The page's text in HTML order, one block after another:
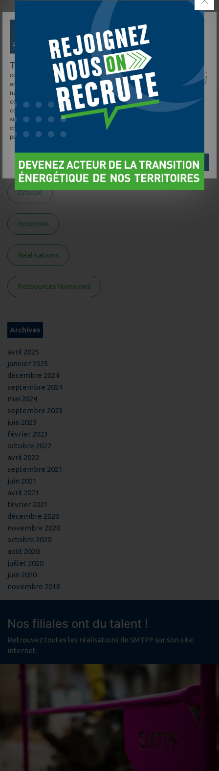
Le Groupe TELLOS s'équipe en bornes
et véhicules électriques
L’amélioration continue des conditions
de travail : une priorité pour TELLOS
Groupe
Innovons
Réalisations
Ressources humaines
Archives
avril 2025
janvier 2025
décembre 2024
septembre 2024
mai 2024
septembre 2023
juin 2023
février 2023
octobre 2022
avril 2022
septembre 2021
juin 2021
avril 2021
février 2021
décembre 2020
novembre 2020
octobre 2020
août 2020
juillet 2020
juin 2020
novembre 2018
Nos filiales ont du talent !
Retrouvez toutes les réalisations de SMTPF sur son site
internet.
TELLOS
et des sociétés tierces utilisent des
cookies sur
tellos.fr pour personnaliser le contenu, les
annonces, et analyser le trafic. Vos données de
navigation peuvent être collectées et utilisées par
ces tiers. Vous pouvez donner ou retirer votre
consentement globalement ou par finalité en cliquant
sur "Accepter", "Refuser" ou "Gérer mes choix". Votre
choix est conservé pendant 6 mois. Consultez notre
politique de cookies pour plus d'informations.
Accepter
Refuser
Gérer mes choix